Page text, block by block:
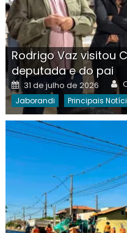
Rodrigo Vaz visitou
deputada e do pai
Posted
on
31 de julho de 2026
Jaborandi Principais